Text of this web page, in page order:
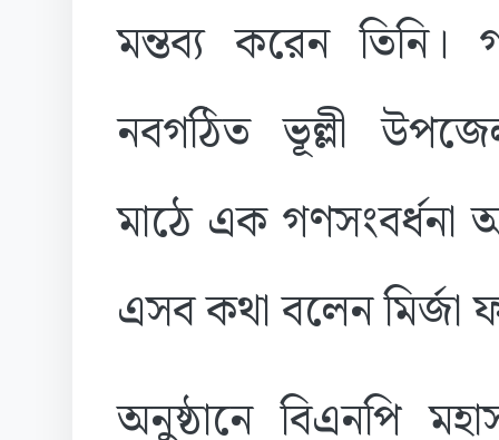
মন্তব্য করেন তিনি।
নবগঠিত ভূল্লী
মাঠে এক গণসংবর্ধনা
এসব কথা বলেন
অনুষ্ঠানে বিএনপি